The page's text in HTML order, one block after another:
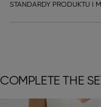
STANDARDY PRODUKTU I
COMPLETE THE